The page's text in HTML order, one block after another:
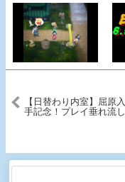
【日替わり内室】屈原入
手記念！プレイ垂れ流し